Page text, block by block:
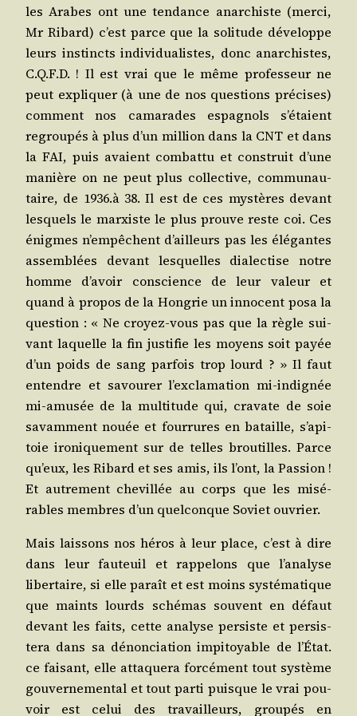
les Arabes ont une ten­dance anar­chiste (mer­ci,
Mr Ribard) c’est parce que la soli­tude déve­loppe
leurs ins­tincts indi­vi­dua­listes, donc anar­chistes,
C.Q.F.D. ! Il est vrai que le même pro­fes­seur ne
peut expli­quer (à une de nos ques­tions pré­cises)
com­ment nos cama­rades espa­gnols s’é­taient
regrou­pés à plus d’un mil­lion dans la CNT et dans
la FAI, puis avaient com­bat­tu et construit d’une
manière on ne peut plus col­lec­tive, com­mu­nau­
taire, de 1936.à 38. Il est de ces mys­tères devant
les­quels le mar­xiste le plus prouve reste coi. Ces
énigmes n’empêchent d’ailleurs pas les élé­gantes
assem­blées devant les­quelles dia­lec­tise notre
homme d’a­voir conscience de leur valeur et
quand à pro­pos de la Hon­grie un inno­cent posa la
ques­tion : « Ne croyez-vous pas que la règle sui­
vant laquelle la fin jus­ti­fie les moyens soit payée
d’un poids de sang par­fois trop lourd ? » Il faut
entendre et savou­rer l’ex­cla­ma­tion mi-indi­gnée
mi-amu­sée de la mul­ti­tude qui, cra­vate de soie
savam­ment nouée et four­rures en bataille, s’a­pi­
toie iro­ni­que­ment sur de telles brou­tilles. Parce
qu’eux, les Ribard et ses amis, ils l’ont, la Pas­sion !
Et autre­ment che­villée au corps que les misé­
rables membres d’un quel­conque Soviet ouvrier.
Mais lais­sons nos héros à leur place, c’est à dire
dans leur fau­teuil et rap­pe­lons que l’a­na­lyse
liber­taire, si elle paraît et est moins sys­té­ma­tique
que maints lourds sché­mas sou­vent en défaut
devant les faits, cette ana­lyse per­siste et per­sis­
te­ra dans sa dénon­cia­tion impi­toyable de l’É­tat.
ce fai­sant, elle atta­que­ra for­cé­ment tout sys­tème
gou­ver­ne­men­tal et tout par­ti puisque le vrai pou­
voir est celui des tra­vailleurs, grou­pés en